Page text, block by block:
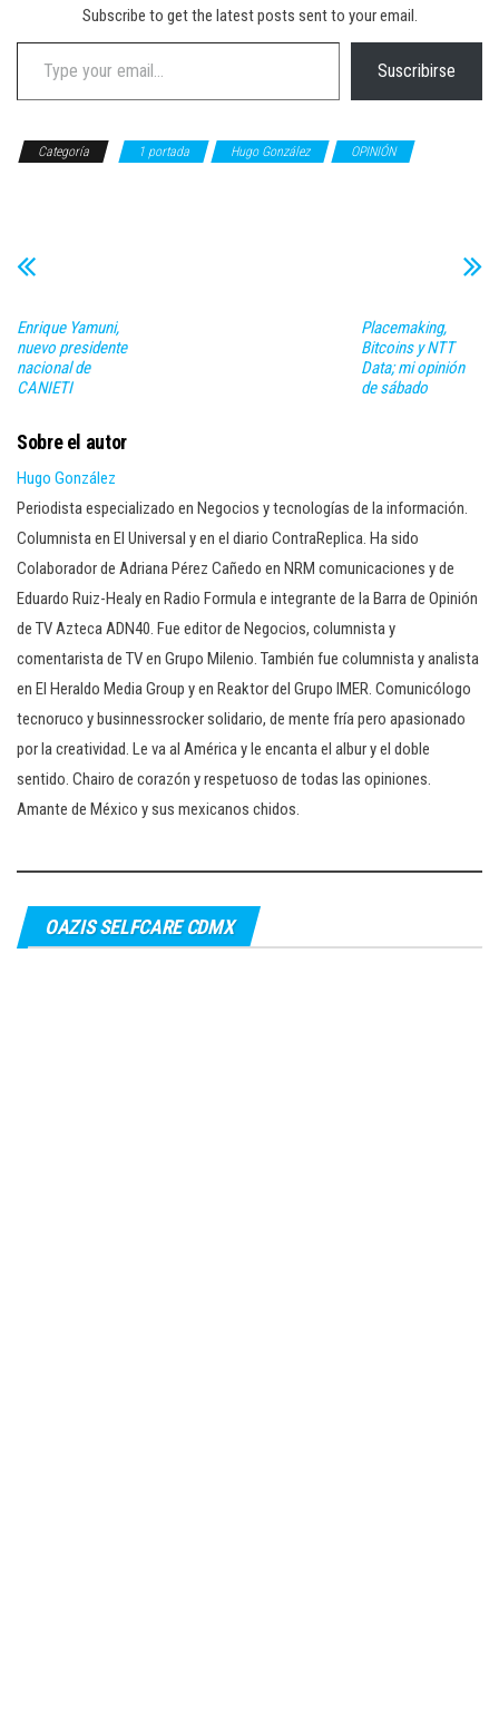
Subscribe to get the latest posts sent to your email.
Type your email…
Suscribirse
Categoría 1 portada Hugo González
OPINIÓN
Enrique Yamuni,
nuevo presidente
nacional de
CANIETI
Placemaking,
Bitcoins y NTT
Data; mi opinión
de sábado
Sobre el autor
Hugo González
Periodista especializado en Negocios y tecnologías de la información.
Columnista en El Universal y en el diario ContraReplica. Ha sido
Colaborador de Adriana Pérez Cañedo en NRM comunicaciones y de
Eduardo Ruiz-Healy en Radio Formula e integrante de la Barra de Opinión
de TV Azteca ADN40. Fue editor de Negocios, columnista y
comentarista de TV en Grupo Milenio. También fue columnista y analista
en El Heraldo Media Group y en Reaktor del Grupo IMER. Comunicólogo
tecnoruco y businnessrocker solidario, de mente fría pero apasionado
por la creatividad. Le va al América y le encanta el albur y el doble
sentido. Chairo de corazón y respetuoso de todas las opiniones.
Amante de México y sus mexicanos chidos.
OAZIS SELFCARE CDMX